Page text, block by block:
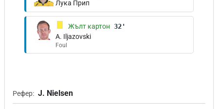
Лука Прип
Жълт картон 32'
A. Iljazovski
Foul
Рефер: J. Nielsen